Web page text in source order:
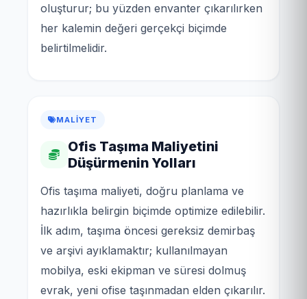
oluşturur; bu yüzden envanter çıkarılırken
her kalemin değeri gerçekçi biçimde
belirtilmelidir.
MALIYET
Ofis Taşıma Maliyetini
Düşürmenin Yolları
Ofis taşıma maliyeti, doğru planlama ve
hazırlıkla belirgin biçimde optimize edilebilir.
İlk adım, taşıma öncesi gereksiz demirbaş
ve arşivi ayıklamaktır; kullanılmayan
mobilya, eski ekipman ve süresi dolmuş
evrak, yeni ofise taşınmadan elden çıkarılır.